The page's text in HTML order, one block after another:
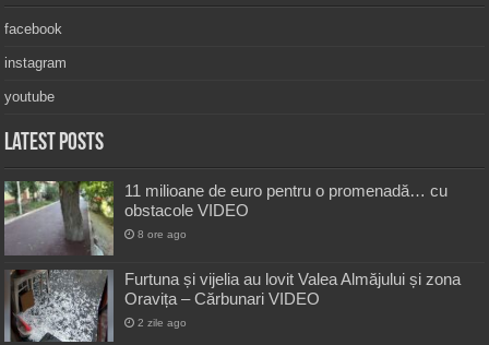
facebook
instagram
youtube
Latest Posts
11 milioane de euro pentru o promenadă… cu
obstacole VIDEO
8 ore ago
Furtuna și vijelia au lovit Valea Almăjului și zona
Oravița – Cărbunari VIDEO
2 zile ago